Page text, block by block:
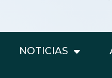
NOTICIAS